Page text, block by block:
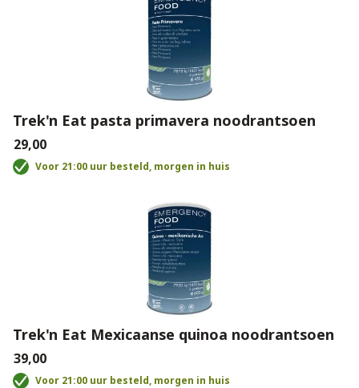
Trek'n Eat pasta primavera noodrantsoen
€29,00
Voor 21:00 uur besteld, morgen in huis
Trek'n Eat Mexicaanse quinoa noodrantsoen
€39,00
Voor 21:00 uur besteld, morgen in huis